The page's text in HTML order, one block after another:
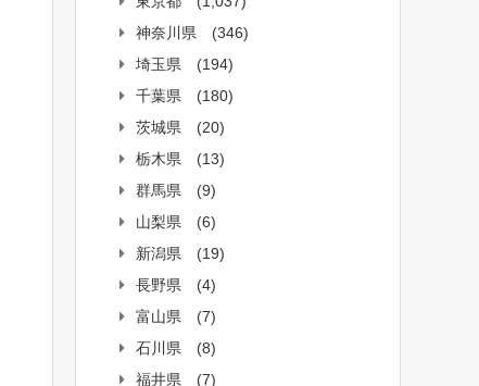
神奈川県
(346)
埼玉県
(194)
千葉県
(180)
茨城県
(20)
栃木県
(13)
群馬県
(9)
山梨県
(6)
新潟県
(19)
長野県
(4)
富山県
(7)
石川県
(8)
福井県
(7)